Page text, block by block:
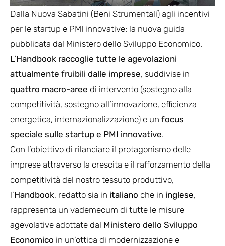
Dalla Nuova Sabatini (Beni Strumentali) agli incentivi
per le startup e PMI innovative: la nuova guida
pubblicata dal Ministero dello Sviluppo Economico.
L’Handbook raccoglie tutte le agevolazioni
attualmente fruibili dalle imprese, suddivise in
quattro macro-aree di intervento (sostegno alla
competitività, sostegno all’innovazione, efficienza
energetica, internazionalizzazione) e un focus
speciale sulle startup e PMI innovative.
Con l’obiettivo di rilanciare il protagonismo delle
imprese attraverso la crescita e il rafforzamento della
competitività del nostro tessuto produttivo,
l’Handbook, redatto sia in italiano che in inglese,
rappresenta un vademecum di tutte le misure
agevolative adottate dal Ministero dello Sviluppo
Economico in un’ottica di modernizzazione e